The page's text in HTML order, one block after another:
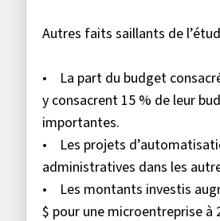
Autres faits saillants de
• La part du budget
y consacrent 15 % de leur
importantes.
• Les projets
administratives dans les
• Les montants investis
$ pour une microentreprise